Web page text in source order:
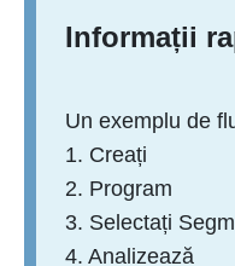
Informații
Un exemplu de
1. Creați
2. Program
3. Selectați
4. Analizează